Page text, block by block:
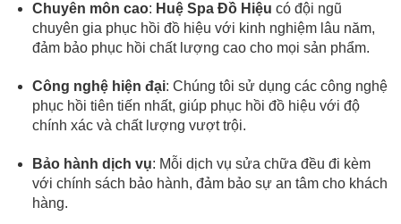
Chuyên môn cao: Huệ Spa Đồ Hiệu có đội ngũ
chuyên gia phục hồi đồ hiệu với kinh nghiệm lâu năm,
đảm bảo phục hồi chất lượng cao cho mọi sản phẩm.
Công nghệ hiện đại: Chúng tôi sử dụng các công nghệ
phục hồi tiên tiến nhất, giúp phục hồi đồ hiệu với độ
chính xác và chất lượng vượt trội.
Bảo hành dịch vụ: Mỗi dịch vụ sửa chữa đều đi kèm
với chính sách bảo hành, đảm bảo sự an tâm cho khách
hàng.